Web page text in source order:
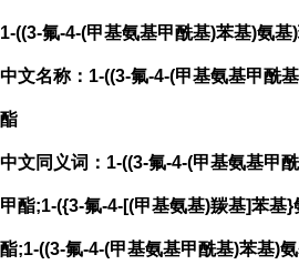
1-((3-氟-4-(甲基氨基甲酰基)苯基)氨
中文名称：1-((3-氟-4-(甲基氨基甲酰
酯
中文同义词：1-((3-氟-4-(甲基氨基甲
甲酯;1-({3-氟-4-[(甲基氨基)羰基]苯基}
酯;1-((3-氟-4-(甲基氨基甲酰基)苯基)